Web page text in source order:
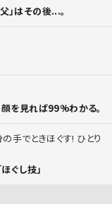
」はその後...。
を見れば99%わかる。
手でときほぐす! ひとり
ぐし技」